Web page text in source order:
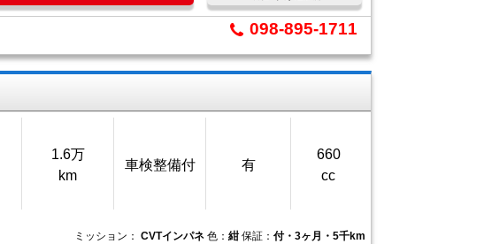
098-895-1711
1.6万
km
車検整備付 有
660
cc
ミッション： CVTインパネ 色： 紺 保証： 付・3ヶ月・5千km